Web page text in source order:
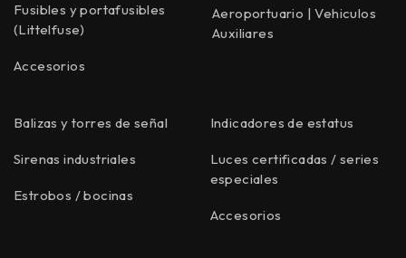
Fusibles y portafusibles
(Littelfuse)
Accesorios
Aeroportuario | Vehiculos
Auxiliares
Balizas y torres de señal
Sirenas industriales
Estrobos / bocinas
Indicadores de estatus
Luces certificadas / series
especiales
Accesorios